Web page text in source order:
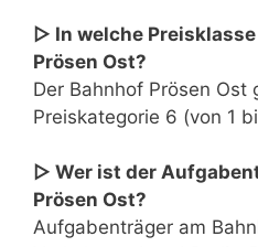
▷ In welche
Prösen Ost?
Der Bahnhof Prösen Ost
Preiskategorie 6 (von 1
▷ Wer ist der
Prösen Ost?
Aufgabenträger am